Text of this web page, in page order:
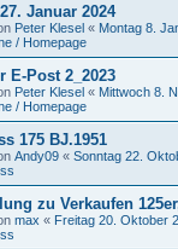
Januar 2024
Peter Klesel « Montag 8.
/ Homepage
E-Post 2_2023
Peter Klesel « Mittwoch 8.
/ Homepage
175 BJ.1951
Andy09 « Sonntag 22.
zu Verkaufen
max « Freitag 20. Oktober